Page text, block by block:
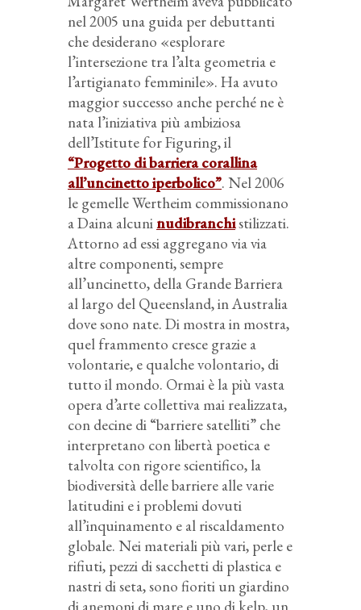
nel 2005 una guida per debuttanti
che desiderano «esplorare
l’intersezione tra l’alta geometria e
l’artigianato femminile». Ha avuto
maggior successo anche perché ne è
nata l’iniziativa più ambiziosa
dell’Istitute for Figuring, il
“Progetto di barriera corallina
all’uncinetto iperbolico”. Nel 2006
le gemelle Wertheim commissionano
a Daina alcuninudibranchistilizzati.
Attorno ad essi aggregano via via
altre componenti, sempre
all’uncinetto, della Grande Barriera
al largo del Queensland, in Australia
dove sono nate. Di mostra in mostra,
quel frammento cresce grazie a
volontarie, e qualche volontario, di
tutto il mondo. Ormai è la più vasta
opera d’arte collettiva mai realizzata,
con decine di “barriere satelliti” che
interpretano con libertà poetica e
talvolta con rigore scientifico, la
biodiversità delle barriere alle varie
latitudini e i problemi dovuti
all’inquinamento e al riscaldamento
globale. Nei materiali più vari, perle e
rifiuti, pezzi di sacchetti di plastica e
nastri di seta, sono fioriti un giardino